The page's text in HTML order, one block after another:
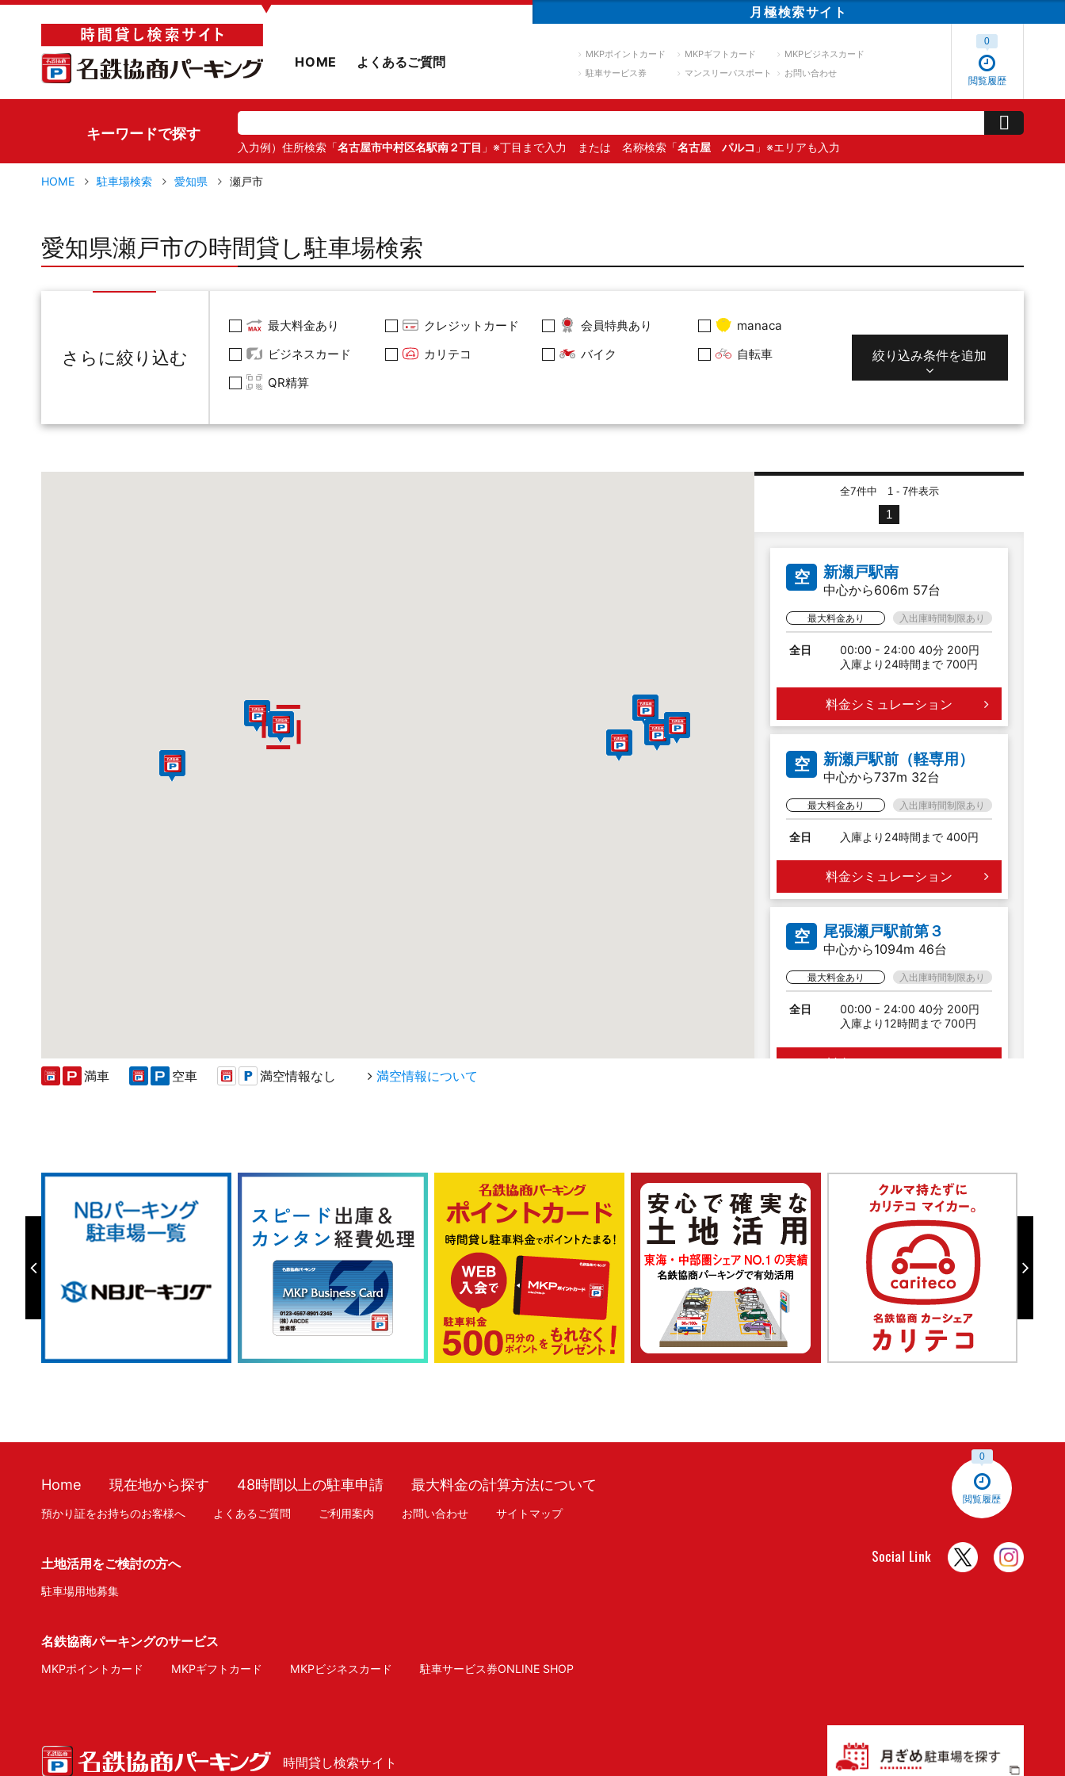
▼ 月極検索サイト
HOME よくあるご質問 MKPポイントカード MKPギフトカード
MKPビジネスカード
駐車サービス券
マンスリーパスポート お問い合わせ
閲覧履歴
0
キーワードで探す
入力例）住所検索「名古屋市中村区名駅南２丁目 」※丁目まで入力 または 名称検索「名古屋 パルコ 」※エリアも入力
HOME 駐車場検索 愛知県 瀬戸市
愛知県瀬戸市の時間貸し駐車場検索
さらに絞り込む
最大料金あり クレジットカード 会員特典あり
manaca
ビジネスカード
カリテコ バイク
自転車
QR精算
絞り込み条件を追加
全7件中 1 - 7件表示
1
空 新瀬戸駅南
中心から606m 57台
最大料金あり 入出庫時間制限あり
全日
00:00 - 24:00 40分 200円
入庫より24時間まで 700円
料金シミュレーション
空 新瀬戸駅前（軽専用）
中心から737m 32台
最大料金あり 入出庫時間制限あり
全日 入庫より24時間まで 400円
料金シミュレーション
空 尾張瀬戸駅前第３
中心から1094m 46台
最大料金あり 入出庫時間制限あり
全日
00:00 - 24:00 40分 200円
入庫より12時間まで 700円
料金シミュレーション
全日 入庫より24時間まで 400円
料金シミュレーション
尾張瀬戸駅前第４
中心から1248m 18台
入出庫時間制限あり
00:00 - 24:00 60分 300円
10:00 - 22:00 最大料金 800
中心から1387m 10台
最大料金あり 入出庫時間制限あり
満車 空車 満空情報なし 満空情報について
閲覧履歴
0
Home 現在地から探す 48時間以上の駐車申請 最大料金の計算方法について
預かり証をお持ちのお客様へ よくあるご質問 ご利用案内 お問い合わせ サイトマップ
土地活用をご検討の方へ
駐車場用地募集
名鉄協商パーキングのサービス
MKPポイントカード MKPギフトカード MKPビジネスカード 駐車サービス券ONLINE SHOP
時間貸し検索サイト